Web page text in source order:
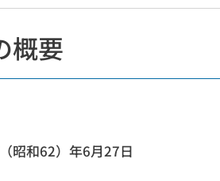
概要
昭和62）年6月27日